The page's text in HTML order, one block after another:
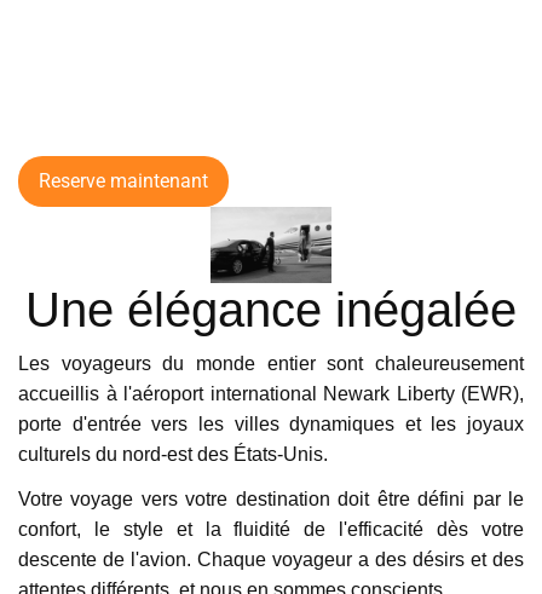
J'utilise les services Noble Transfer depuis
assez longtemps pour me rendre à l'aéroport
de Zurich. Je veux juste dire une grande
entreprise avec professionnalisme,
engagement et sens du soutien amical. M'a
aidé en peu de temps à une période chargée
de l'année. Dans l'attente !!!
Jordan
Feb 26, 2020
9.5
Je suis très impressionné par Noble Transfer,
en particulier par la grande assistance que
Reserve maintenant
Une élégance inégalée
Les voyageurs du monde entier sont chaleureusement
accueillis à l'aéroport international Newark Liberty (EWR),
porte d'entrée vers les villes dynamiques et les joyaux
culturels du nord-est des États-Unis.
Votre voyage vers votre destination doit être défini par le
confort, le style et la fluidité de l'efficacité dès votre
descente de l'avion. Chaque voyageur a des désirs et des
attentes différents, et nous en sommes conscients.